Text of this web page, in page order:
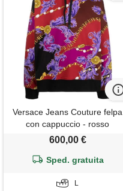
Versace Jeans Couture felpa
con cappuccio - rosso
600,00 €
Sped. gratuita
L